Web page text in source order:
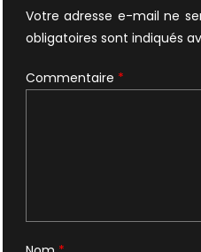
Votre adresse e-mail ne
obligatoires sont indiqués
Commentaire *